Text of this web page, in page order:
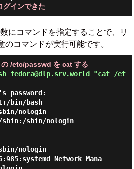
グインできた
にコマンドを指定することで、リ
のコマンドが実行可能です。
の /etc/passwd を cat する
fedora@dlp.srv.world "cat /et
password:
bin/bash
nologin
sbin:/sbin/nologin
nologin
Network Mana